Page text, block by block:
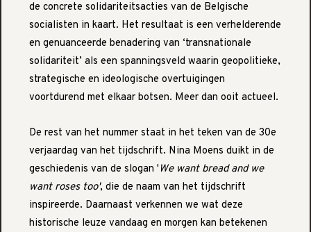
de concrete solidariteitsacties van de Belgische
socialisten in kaart. Het resultaat is een verhelderende
en genuanceerde benadering van ‘transnationale
solidariteit’ als een spanningsveld waarin geopolitieke,
strategische en ideologische overtuigingen
voortdurend met elkaar botsen. Meer dan ooit actueel.
De rest van het nummer staat in het teken van de 30e
verjaardag van het tijdschrift. Nina Moens duikt in de
geschiedenis van de slogan ' We want bread and we
want roses too', die de naam van het tijdschrift
inspireerde. Daarnaast verkennen we wat deze
historische leuze vandaag en morgen kan betekenen